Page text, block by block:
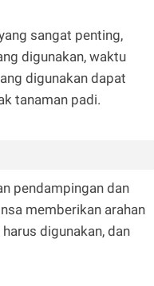
sangat penting,
digunakan, waktu
digunakan dapat
tanaman padi.
pendampingan dan
memberikan arahan
digunakan, dan